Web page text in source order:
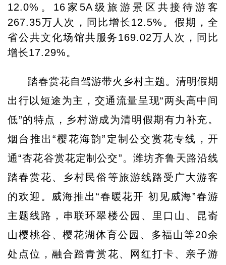
12.0%。16家5A级旅游景区共接待游客
267.35万人次，同比增长12.5%。假期，全
省公共文化场馆共服务169.02万人次，同比
增长17.29%。
踏春赏花自驾游带火乡村主题。清明假期
出行以短途为主，交通流量呈现“两头高中间
低”的特点，乡村游成为清明假期有力补充。
烟台推出“樱花海韵”定制公交赏花专线，开
通“杏花谷赏花定制公交”。潍坊齐鲁天路沿线
踏春赏花、乡村民俗等旅游线路受广大游客
的欢迎。威海推出“春暖花开 初见威海”春游
主题线路，串联环翠楼公园、里口山、昆嵛
山樱桃谷、樱花湖体育公园、多福山等20余
处点位，融合踏青赏花、网红打卡、亲子游